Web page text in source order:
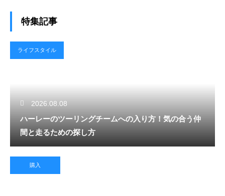
特集記事
ライフスタイル
2026.08.08
ハーレーのツーリングチームへの入り方！気の合う仲
間と走るための探し方
購入